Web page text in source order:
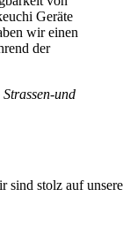
Geräte
wir einen
der
Strassen-und
sind stolz auf unsere